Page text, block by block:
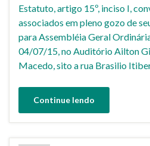
Estatuto, artigo 15º, inciso I,
associados em pleno gozo de
para Assembléia Geral
04/07/15, no Auditório Ailton
Macedo, sito a rua Brasilio
Continue lendo